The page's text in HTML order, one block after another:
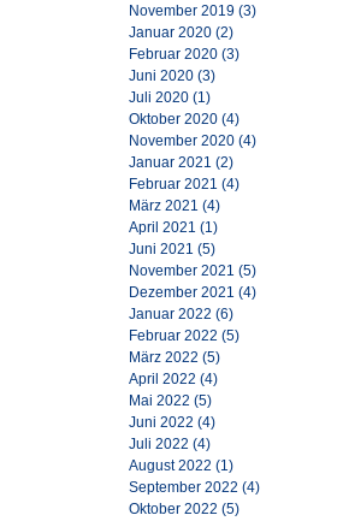
November 2019 (3)
Januar 2020 (2)
Februar 2020 (3)
Juni 2020 (3)
Juli 2020 (1)
Oktober 2020 (4)
November 2020 (4)
Januar 2021 (2)
Februar 2021 (4)
März 2021 (4)
April 2021 (1)
Juni 2021 (5)
November 2021 (5)
Dezember 2021 (4)
Januar 2022 (6)
Februar 2022 (5)
März 2022 (5)
April 2022 (4)
Mai 2022 (5)
Juni 2022 (4)
Juli 2022 (4)
August 2022 (1)
September 2022 (4)
Oktober 2022 (5)